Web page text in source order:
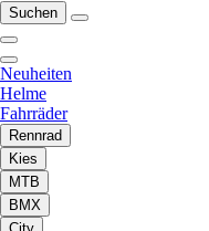
Suchen
Neuheiten
Helme
Fahrräder
Rennrad
Kies
MTB
BMX